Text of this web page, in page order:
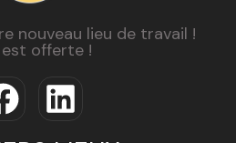
nouveau lieu de travail !
offerte !